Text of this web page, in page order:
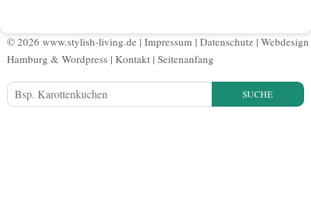
© 2026 www.stylish-living.de | Impressum | Datenschutz | Webdesign
Hamburg & Wordpress | Kontakt | Seitenanfang
SUCHE